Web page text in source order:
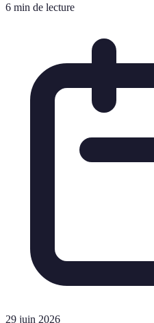
6 min de lecture
29 juin 2026